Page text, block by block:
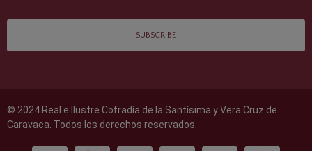
SUBSCRIBE
© 2024 Real e Ilustre Cofradía de la Santísima y Vera Cruz de
Caravaca. Todos los derechos reservados.